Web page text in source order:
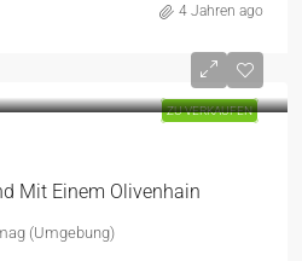
4 Jahren ago
ZU VERKAUFEN
Mit Einem Olivenhain
(Umgebung)